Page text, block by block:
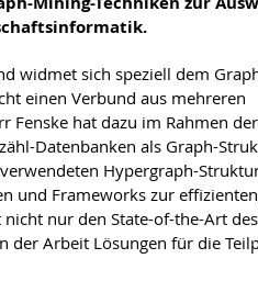
widmet sich speziell dem
einen Verbund aus mehreren
Fenske hat dazu im Rahmen
Datenbanken als Graph-
Hypergraph-
und Frameworks zur
nur den State-of-the-Art
der Arbeit Lösungen für die